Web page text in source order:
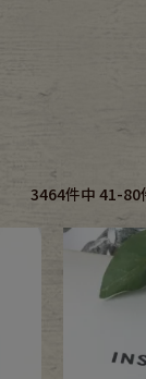
3464件中 41-80